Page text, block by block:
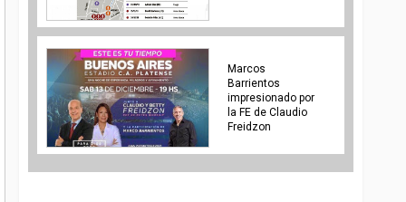
Marcos
Barrientos
impresionado por
la FE de Claudio
Freidzon